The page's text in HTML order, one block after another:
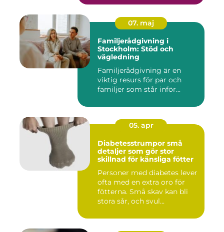
07. maj
Familjerådgivning i
Stockholm: Stöd och
vägledning
Familjerådgivning är en
viktig resurs för par och
familjer som står inför...
05. apr
Diabetesstrumpor små
detaljer som gör stor
skillnad för känsliga fötter
Personer med diabetes lever
ofta med en extra oro för
fötterna. Små skav kan bli
stora sår, och svul...